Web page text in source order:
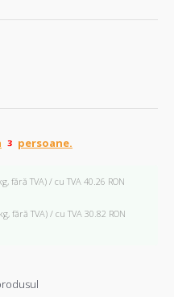
persoane.
fără TVA) / cu TVA 40.26 RON
fără TVA) / cu TVA 30.82 RON